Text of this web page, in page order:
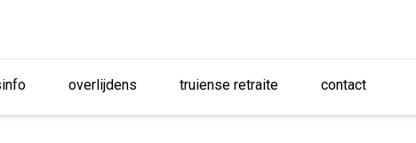
overlijdens truiense retraite contact